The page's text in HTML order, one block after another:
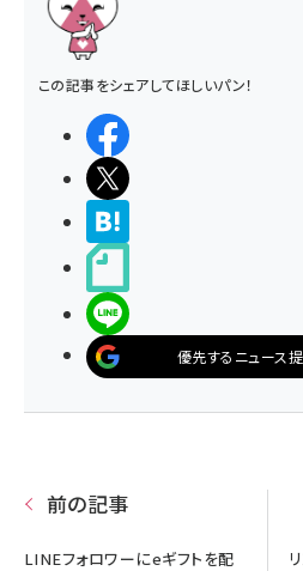
この記事をシェアしてほしいパン！
優先するニュース
前の記事
LINEフォロワーにeギフトを配